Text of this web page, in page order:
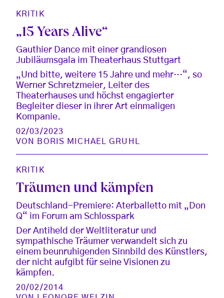
KRITIK
„15 Years Alive“
Gauthier Dance mit einer grandiosen
Jubiläumsgala im Theaterhaus Stuttgart
„Und bitte, weitere 15 Jahre und mehr…“, so
Werner Schretzmeier, Leiter des
Theaterhauses und höchst engagierter
Begleiter dieser in ihrer Art einmaligen
Kompanie.
02/03/2023
VON
BORIS MICHAEL GRUHL
KRITIK
Träumen und kämpfen
Deutschland-Premiere: Aterballetto mit „Don
Q“ im Forum am Schlosspark
Der Antiheld der Weltliteratur und
sympathische Träumer verwandelt sich zu
einem beunruhigenden Sinnbild des Künstlers,
der nicht aufgibt für seine Visionen zu
kämpfen.
20/02/2014